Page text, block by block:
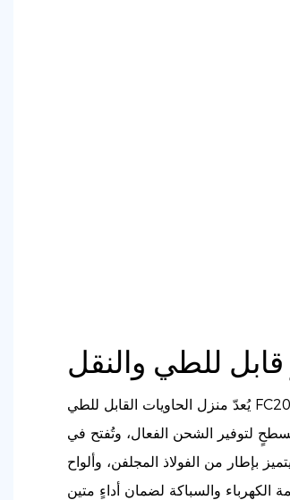
للطي والنقل
يُعدّ منزل الحاويات القابل للطي FC20 وحدةً معياريةً مدمجةً وقابلةً للطي، مصممةً
لتوفير الشحن الفعال، وتُفتح في
بإطار من الفولاذ المجلفن، وألواح
الكهرباء والسباكة لضمان أداءٍ متينٍ